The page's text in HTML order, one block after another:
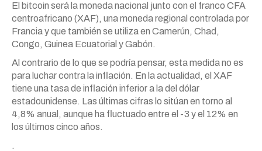
El bitcoin será la moneda nacional junto con el franco CFA
centroafricano (XAF), una moneda regional controlada por
Francia y que también se utiliza en Camerún, Chad,
Congo, Guinea Ecuatorial y Gabón.
Al contrario de lo que se podría pensar, esta medida no es
para luchar contra la inflación. En la actualidad, el XAF
tiene una tasa de inflación inferior a la del dólar
estadounidense. Las últimas cifras lo sitúan en torno al
4,8% anual, aunque ha fluctuado entre el -3 y el 12% en
los últimos cinco años.
.